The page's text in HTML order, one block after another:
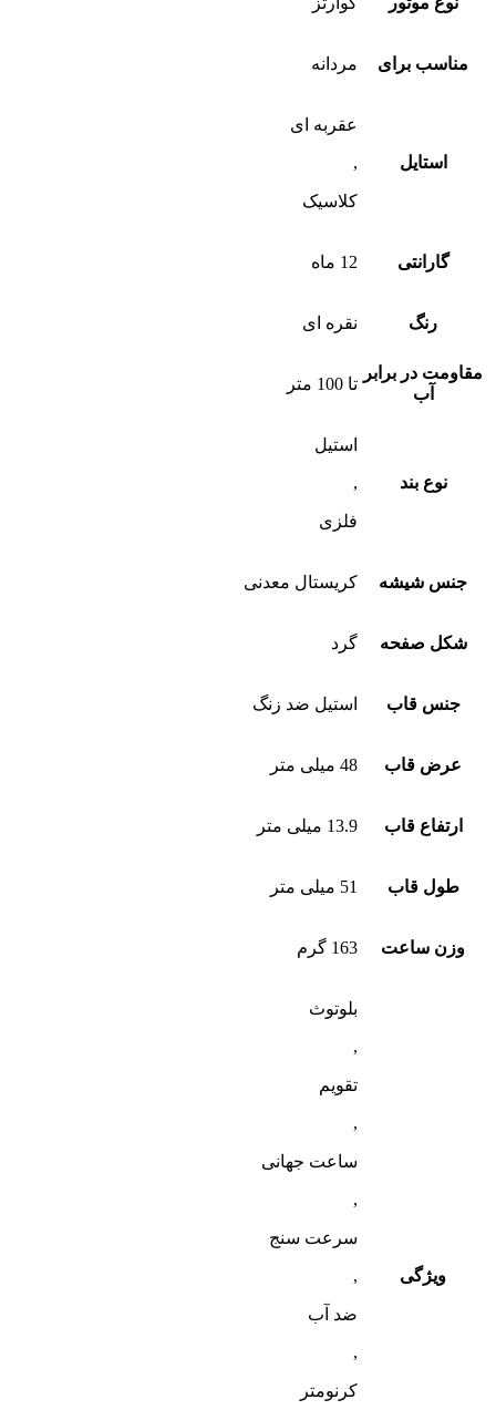
مناسب برای مردانه
استایل
عقربه ای
,
کلاسیک
گارانتی 12 ماه
رنگ نقره ای
مقاومت در برابر
آب
تا 100 متر
نوع بند
استیل
,
فلزی
جنس شیشه کریستال معدنی
شکل صفحه گرد
جنس قاب استیل ضد زنگ
عرض قاب 48 میلی متر
ارتفاع قاب 13.9 میلی متر
طول قاب 51 میلی متر
وزن ساعت 163 گرم
ویژگی
بلوتوث
,
تقویم
,
ساعت جهانی
,
سرعت سنج
,
ضد آب
,
کرنومتر